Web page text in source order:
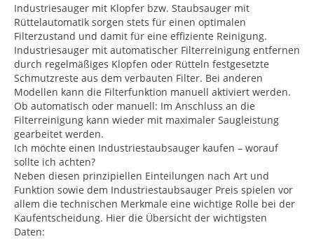
Industriesauger mit Klopfer bzw. Staubsauger mit
Rüttelautomatik sorgen stets für einen optimalen
Filterzustand und damit für eine effiziente Reinigung.
Industriesauger mit automatischer Filterreinigung entfernen
durch regelmäßiges Klopfen oder Rütteln festgesetzte
Schmutzreste aus dem verbauten Filter. Bei anderen
Modellen kann die Filterfunktion manuell aktiviert werden.
Ob automatisch oder manuell: Im Anschluss an die
Filterreinigung kann wieder mit maximaler Saugleistung
gearbeitet werden.
Ich möchte einen Industriestaubsauger kaufen – worauf
sollte ich achten?
Neben diesen prinzipiellen Einteilungen nach Art und
Funktion sowie dem Industriestaubsauger Preis spielen vor
allem die technischen Merkmale eine wichtige Rolle bei der
Kaufentscheidung. Hier die Übersicht der wichtigsten
Daten: